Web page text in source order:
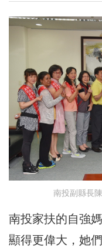
南投副縣長
南投家扶的自強
顯得更偉大，她